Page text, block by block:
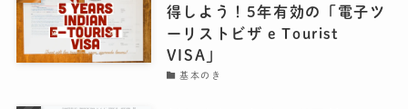
得しよう！5年有効の「電子ツ
ーリストビザ e Tourist
VISA」
基本のき